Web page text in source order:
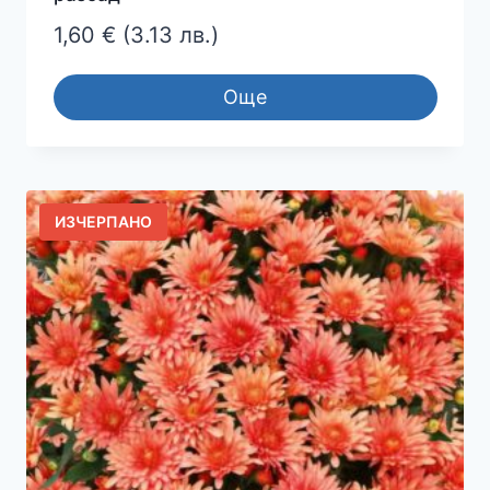
1,60 € (3.13 лв.)
Още
ИЗЧЕРПАНО